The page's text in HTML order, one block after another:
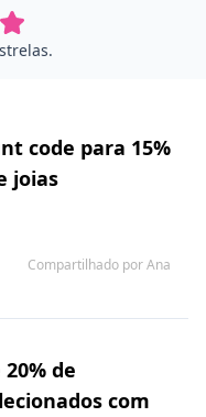
code para 15%
joias
Compartilhado por Ana
de
com